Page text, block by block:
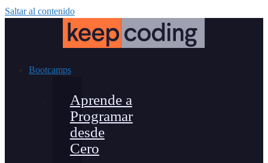
Saltar al contenido
Bootcamps
Aprende a
Programar
desde
Cero